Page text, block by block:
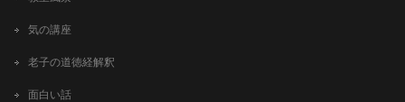
気の講座
老子の道徳経解釈
面白い話